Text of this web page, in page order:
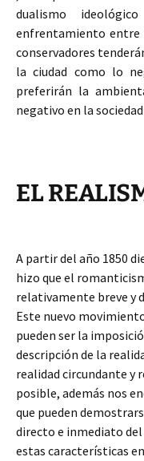
dualismo
enfrentamiento entre
conservadores
la ciudad como lo
preferirán la
negativo en la
EL
A partir del año 1850
hizo que el
relativamente breve y
Este nuevo
pueden ser la
descripción de la
realidad circundante y
posible, además nos
que pueden
directo e inmediato del
estas características